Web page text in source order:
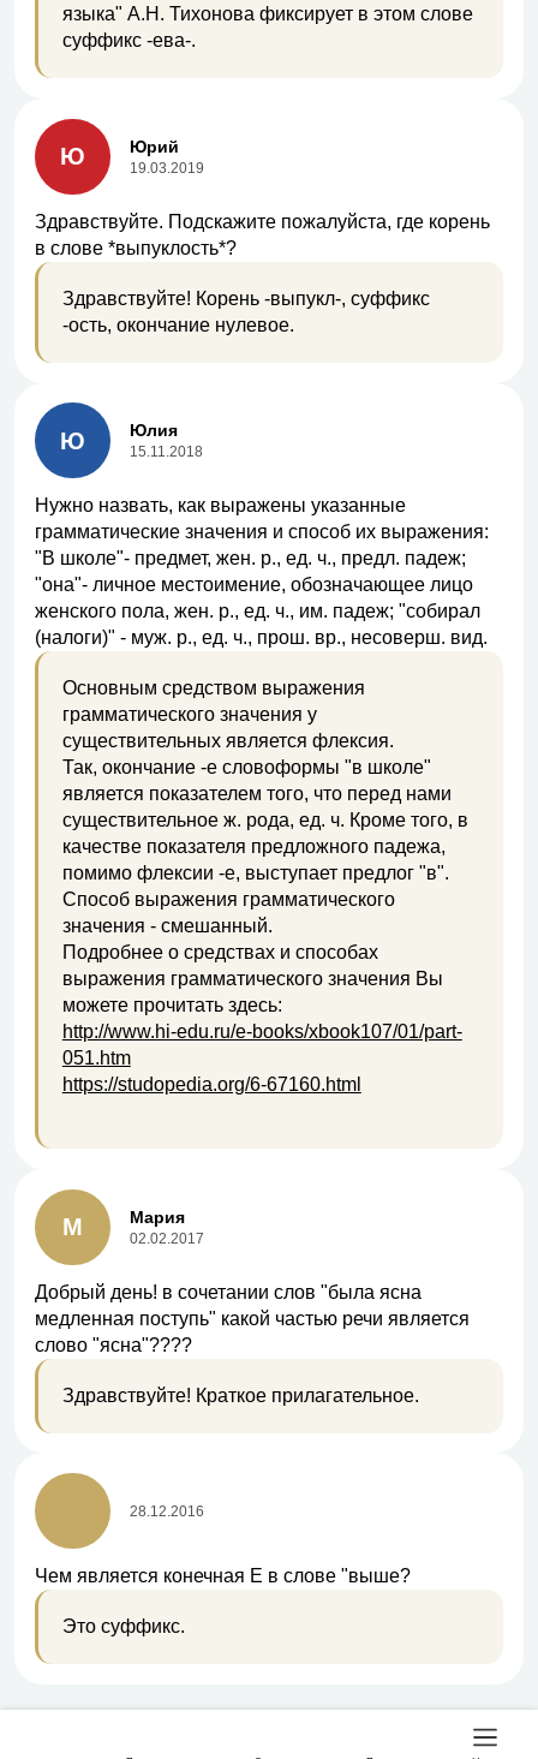
языка" А.Н. Тихонова фиксирует в этом слове
суффикс -ева-.
Ю Юрий
19.03.2019
Здравствуйте. Подскажите пожалуйста, где корень
в слове *выпуклость*?
Здравствуйте! Корень -выпукл-, суффикс
-ость, окончание нулевое.
Ю Юлия
15.11.2018
Нужно назвать, как выражены указанные
грамматические значения и способ их выражения:
"В школе"- предмет, жен. р., ед. ч., предл. падеж;
"она"- личное местоимение, обозначающее лицо
женского пола, жен. р., ед. ч., им. падеж; "собирал
(налоги)" - муж. р., ед. ч., прош. вр., несоверш. вид.
Основным средством выражения
грамматического значения у
существительных является флексия.
Так, окончание -е словоформы "в школе"
является показателем того, что перед нами
существительное ж. рода, ед. ч. Кроме того, в
качестве показателя предложного падежа,
помимо флексии -е, выступает предлог "в".
Способ выражения грамматического
значения - смешанный.
Подробнее о средствах и способах
выражения грамматического значения Вы
можете прочитать здесь:
http://www.hi-edu.ru/e-books/xbook107/01/part-
051.htm
https://studopedia.org/6-67160.html
М Мария
02.02.2017
Добрый день! в сочетании слов "была ясна
медленная поступь" какой частью речи является
слово "ясна"????
Здравствуйте! Краткое прилагательное.
28.12.2016
Чем является конечная Е в слове "выше?
Это суффикс.